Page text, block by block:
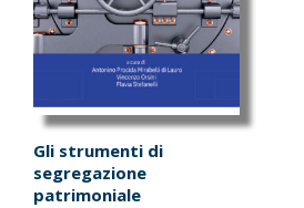
Gli strumenti di
segregazione
patrimoniale